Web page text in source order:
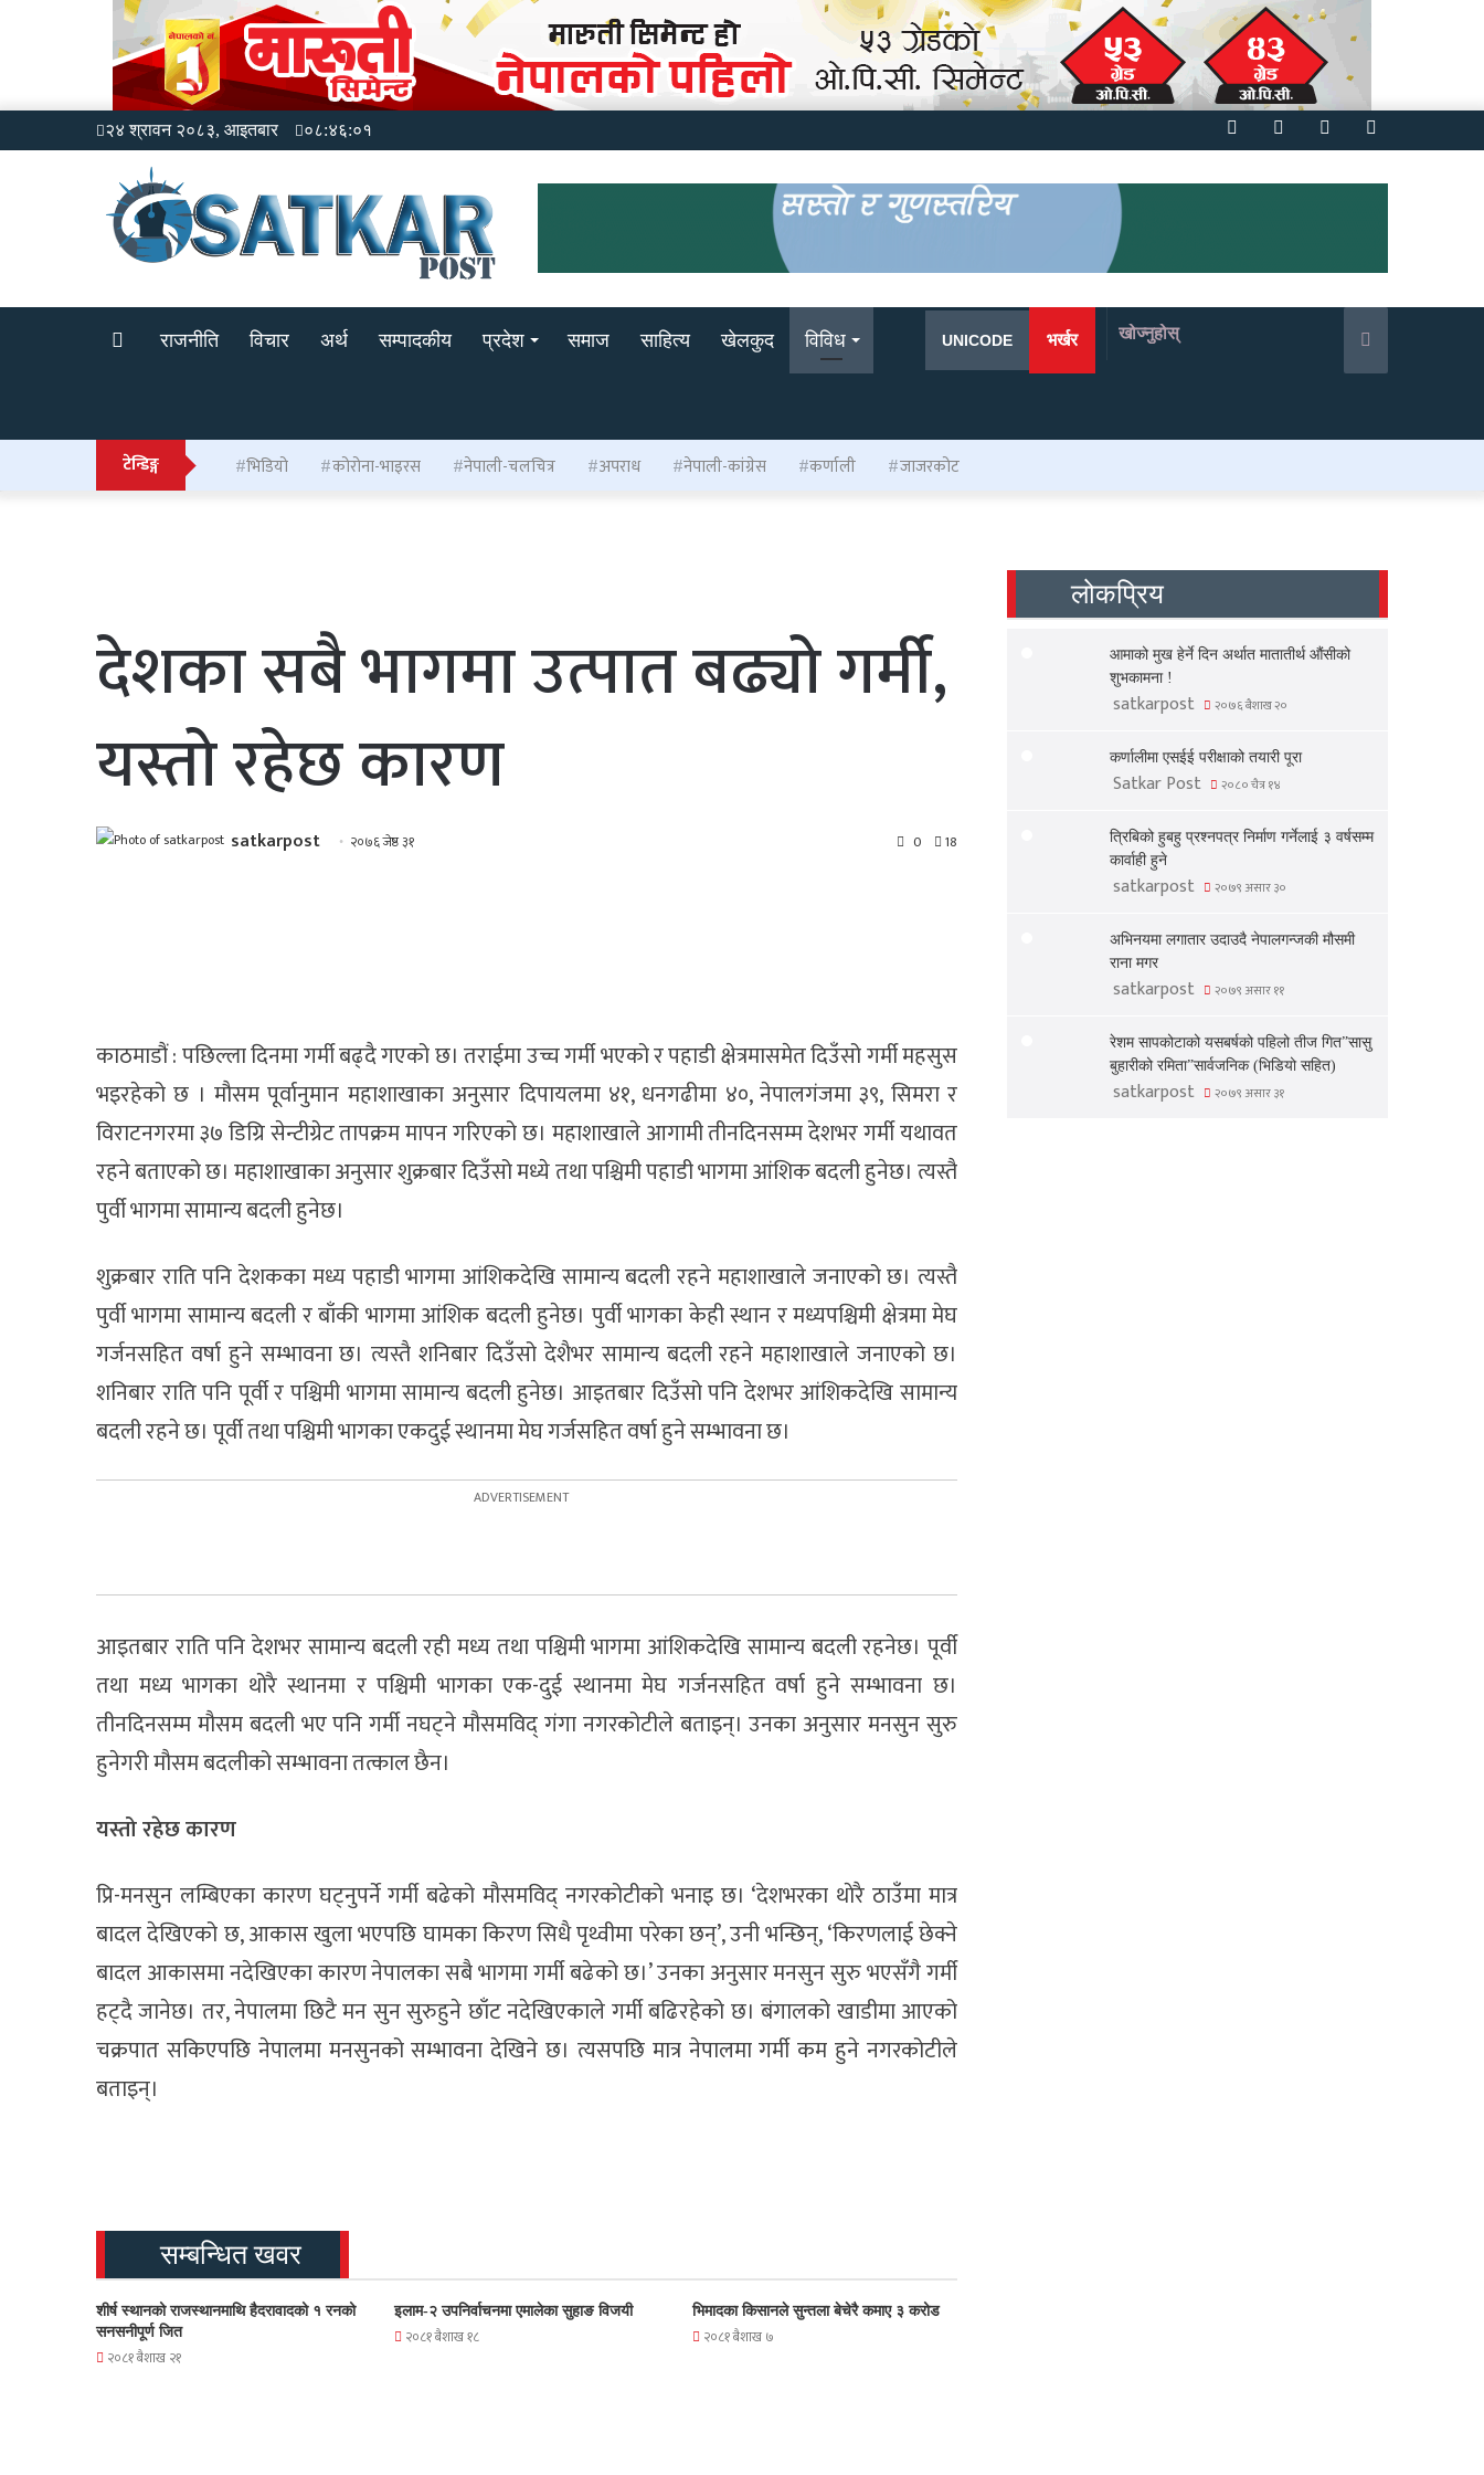
२४ श्रावन २०८३, आइतबार ०८:४६:०१ YouTube
Twitter
Facebook
राजनीति विचार अर्थ सम्पादकीय प्रदेश समाज साहित्य खेलकुद विविध भर्खर
UNICODE
टेन्डिङ्ग भिडियो कोरोना-भाइरस नेपाली-चलचित्र अपराध नेपाली-कांग्रेस कर्णाली जाजरकोट
देशका सबै भागमा उत्पात बढ्यो गर्मी,
यस्तो रहेछ कारण
satkarpost २०७६ जेष्ठ ३१ 0 18
काठमाडौं : पछिल्ला दिनमा गर्मी बढ्दै गएको छ। तराईमा उच्च गर्मी भएको र पहाडी क्षेत्रमासमेत दिउँसो गर्मी महसुस
भइरहेको छ । मौसम पूर्वानुमान महाशाखाका अनुसार दिपायलमा ४१, धनगढीमा ४०, नेपालगंजमा ३९, सिमरा र
विराटनगरमा ३७ डिग्रि सेन्टीग्रेट तापक्रम मापन गरिएको छ। महाशाखाले आगामी तीनदिनसम्म देशभर गर्मी यथावत
रहने बताएको छ। महाशाखाका अनुसार शुक्रबार दिउँसो मध्ये तथा पश्चिमी पहाडी भागमा आंशिक बदली हुनेछ। त्यस्तै
पुर्वी भागमा सामान्य बदली हुनेछ।
शुक्रबार राति पनि देशकका मध्य पहाडी भागमा आंशिकदेखि सामान्य बदली रहने महाशाखाले जनाएको छ। त्यस्तै
पुर्वी भागमा सामान्य बदली र बाँकी भागमा आंशिक बदली हुनेछ। पुर्वी भागका केही स्थान र मध्यपश्चिमी क्षेत्रमा मेघ
गर्जनसहित वर्षा हुने सम्भावना छ। त्यस्तै शनिबार दिउँसो देशैभर सामान्य बदली रहने महाशाखाले जनाएको छ।
शनिबार राति पनि पूर्वी र पश्चिमी भागमा सामान्य बदली हुनेछ। आइतबार दिउँसो पनि देशभर आंशिकदेखि सामान्य
बदली रहने छ। पूर्वी तथा पश्चिमी भागका एकदुई स्थानमा मेघ गर्जसहित वर्षा हुने सम्भावना छ।
आइतबार राति पनि देशभर सामान्य बदली रही मध्य तथा पश्चिमी भागमा आंशिकदेखि सामान्य बदली रहनेछ। पूर्वी
तथा मध्य भागका थोरै स्थानमा र पश्चिमी भागका एक-दुई स्थानमा मेघ गर्जनसहित वर्षा हुने सम्भावना छ।
तीनदिनसम्म मौसम बदली भए पनि गर्मी नघट्ने मौसमविद् गंगा नगरकोटीले बताइन्। उनका अनुसार मनसुन सुरु
हुनेगरी मौसम बदलीको सम्भावना तत्काल छैन।
यस्तो रहेछ कारण
प्रि-मनसुन लम्बिएका कारण घट्नुपर्ने गर्मी बढेको मौसमविद् नगरकोटीको भनाइ छ। ‘देशभरका थाेरै ठाउँमा मात्र
बादल देखिएको छ, आकास खुला भएपछि घामका किरण सिधै पृथ्वीमा परेका छन्’, उनी भन्छिन्, ‘किरणलाई छेक्ने
बादल आकासमा नदेखिएका कारण नेपालका सबै भागमा गर्मी बढेको छ।’ उनका अनुसार मनसुन सुरु भएसँगै गर्मी
हट्दै जानेछ। तर, नेपालमा छिटै मन सुन सुरुहुने छाँट नदेखिएकाले गर्मी बढिरहेको छ। बंगालको खाडीमा आएको
चक्रपात सकिएपछि नेपालमा मनसुनको सम्भावना देखिने छ। त्यसपछि मात्र नेपालमा गर्मी कम हुने नगरकोटीले
बताइन्।
सम्बन्धित खवर
शीर्ष स्थानको राजस्थानमाथि हैदरावादको १ रनको
सनसनीपूर्ण जित
२०८१ बैशाख २१
इलाम-२ उपनिर्वाचनमा एमालेका सुहाङ विजयी
२०८१ बैशाख १८
भिमादका किसानले सुन्तला बेचेरै कमाए ३ करोड
२०८१ बैशाख ७
लोकप्रिय
आमाको मुख हेर्ने दिन अर्थात मातातीर्थ औंसीको
शुभकामना !
satkarpost २०७६ बैशाख २०
कर्णालीमा एसईई परीक्षाको तयारी पूरा
Satkar Post २०८० चैत्र १४
त्रिबिको हुबहु प्रश्नपत्र निर्माण गर्नेलाई ३ वर्षसम्म
कार्वाही हुने
satkarpost २०७९ असार ३०
अभिनयमा लगातार उदाउदै नेपालगन्जकी मौसमी
राना मगर
satkarpost २०७९ असार ११
रेशम सापकोटाको यसबर्षको पहिलो तीज गित”सासु
बुहारीको रमिता”सार्वजनिक (भिडियो सहित)
satkarpost २०७९ असार ३१